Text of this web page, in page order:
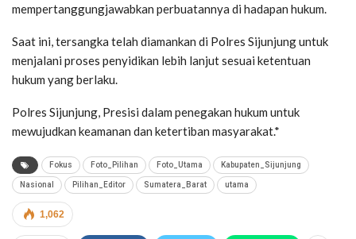
mempertanggungjawabkan perbuatannya di hadapan hukum.
Saat ini, tersangka telah diamankan di Polres Sijunjung untuk
menjalani proses penyidikan lebih lanjut sesuai ketentuan
hukum yang berlaku.
Polres Sijunjung, Presisi dalam penegakan hukum untuk
mewujudkan keamanan dan ketertiban masyarakat.*
Fokus Foto_Pilihan Foto_Utama Kabupaten_Sijunjung
Nasional Pilihan_Editor Sumatera_Barat utama
1,062